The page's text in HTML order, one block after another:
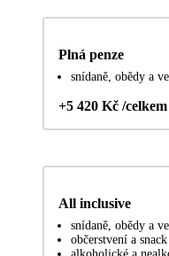
Plná penze
snídaně, obědy a
+5 420 Kč /celkem
All inclusive
snídaně, obědy a
občerstvení a